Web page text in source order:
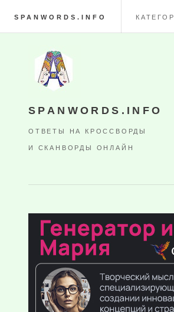
SPANWORDS.INFO
SPANWORDS.INFO
ОТВЕТЫ НА КРОССВОРДЫ
И СКАНВОРДЫ ОНЛАЙН